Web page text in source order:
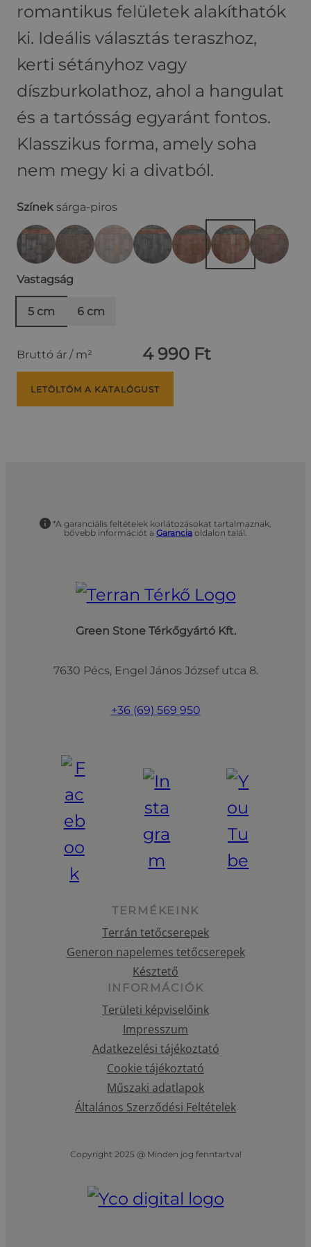
romantikus felületek alakíthatók
ki. Ideális választás teraszhoz,
kerti sétányhoz vagy
díszburkolathoz, ahol a hangulat
és a tartósság egyaránt fontos.
Klasszikus forma, amely soha
nem megy ki a divatból.
Színek sárga-piros
Vastagság
5 cm 6 cm
Bruttó ár / m² 4 990 Ft
LETÖLTÖM A KATALÓGUST
*A garanciális feltételek korlátozásokat tartalmaznak,
bővebb információt a Garancia oldalon talál.
Green Stone Térkőgyártó Kft.
7630 Pécs, Engel János József utca 8.
+36 (69) 569 950
TERMÉKEINK
Terrán tetőcserepek
Generon napelemes tetőcserepek
Késztető
INFORMÁCIÓK
Területi képviselőink
Impresszum
Adatkezelési tájékoztató
Cookie tájékoztató
Műszaki adatlapok
Általános Szerződési Feltételek
Copyright 2025 @ Minden jog fenntartva!